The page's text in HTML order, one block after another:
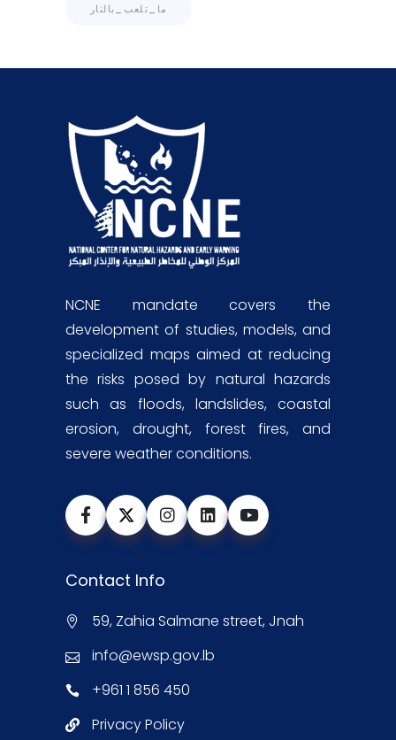
ما_تلعب_بالنار
NCNE mandate covers the
development of studies, models, and
specialized maps aimed at reducing
the risks posed by natural hazards
such as floods, landslides, coastal
erosion, drought, forest fires, and
severe weather conditions.
Contact Info
59, Zahia Salmane street, Jnah
info@ewsp.gov.lb
+961 1 856 450
Privacy Policy